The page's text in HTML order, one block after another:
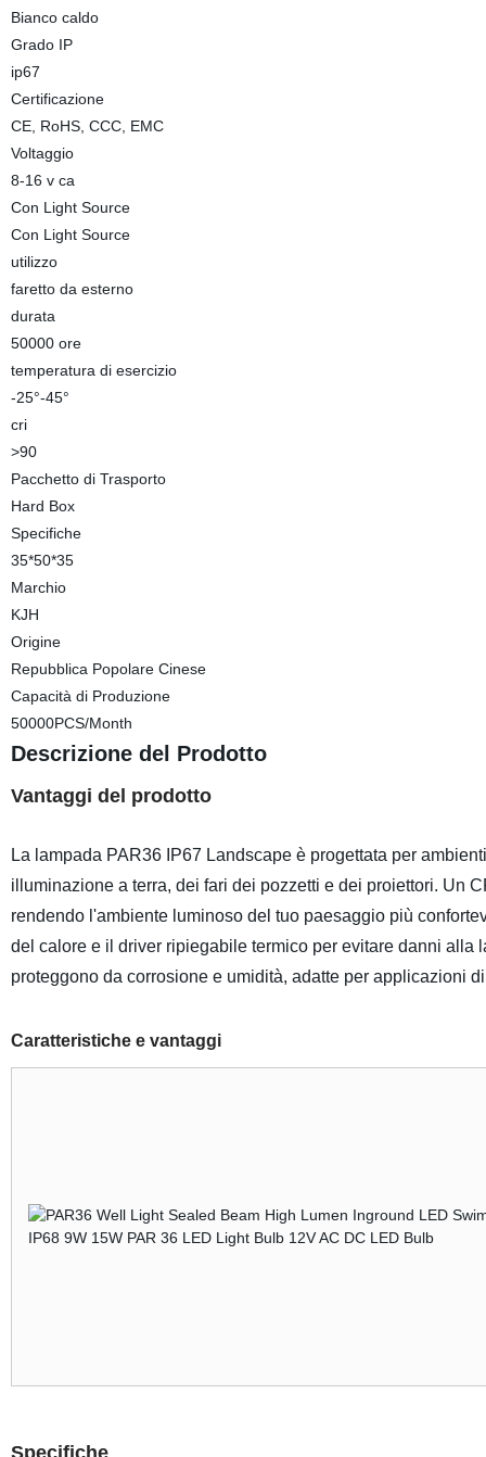
Bianco caldo
Grado IP
ip67
Certificazione
CE, RoHS, CCC, EMC
Voltaggio
8-16 v ca
Con Light Source
Con Light Source
utilizzo
faretto da esterno
durata
50000 ore
temperatura di esercizio
-25°-45°
cri
>90
Pacchetto di Trasporto
Hard Box
Specifiche
35*50*35
Marchio
KJH
Origine
Repubblica Popolare Cinese
Capacità di Produzione
50000PCS/Month
Descrizione del Prodotto
Vantaggi del prodotto
La lampada PAR36 IP67 Landscape è progettata per
illuminazione a terra, dei fari dei pozzetti e dei proiettori. Un
rendendo l'ambiente luminoso del tuo paesaggio più
del calore e il driver ripiegabile termico per evitare danni alla
proteggono da corrosione e umidità, adatte per applicazioni
Caratteristiche e vantaggi
Specifiche